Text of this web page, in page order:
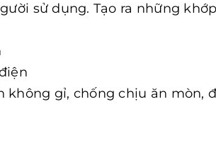
sử dụng. Tạo ra những
không gỉ, chống chịu ăn mòn,